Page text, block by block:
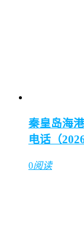
秦皇岛海
电话（
0阅读